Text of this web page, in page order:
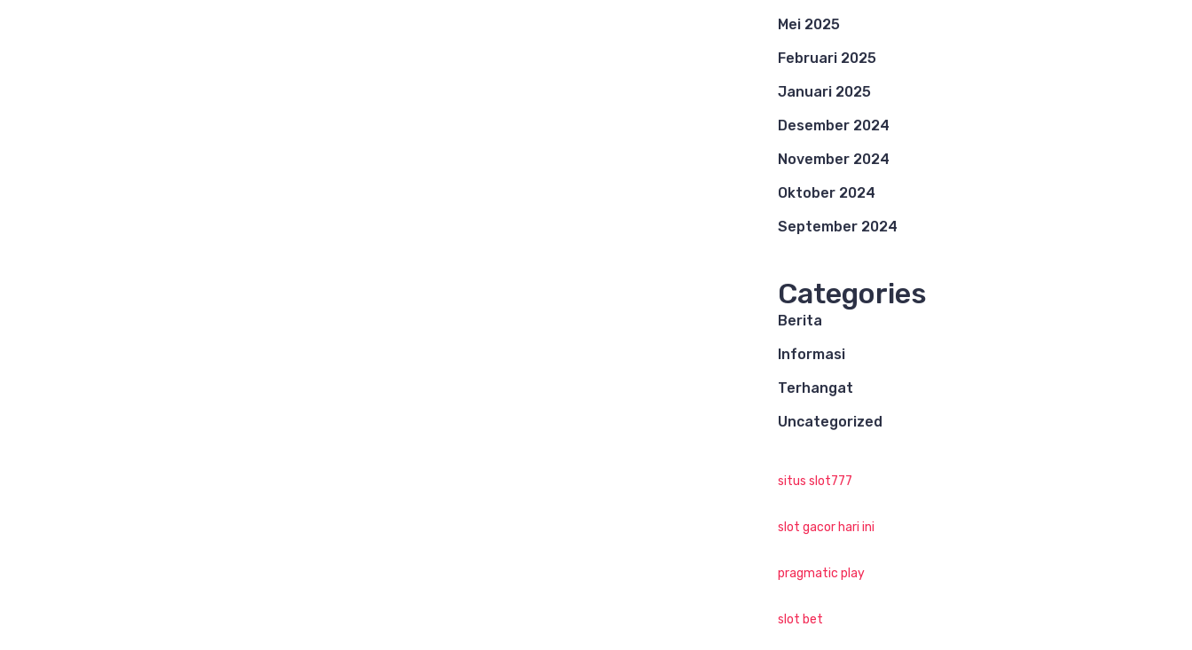
Mei 2025
Februari 2025
Januari 2025
Desember 2024
November 2024
Oktober 2024
September 2024
Categories
Berita
Informasi
Terhangat
Uncategorized
situs slot777
slot gacor hari ini
pragmatic play
slot bet